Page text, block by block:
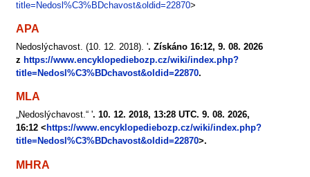
title=Nedosl%C3%BDchavost&oldid=22870>
APA
Nedoslýchavost. (10. 12. 2018). '. Získáno 16:12, 9. 08. 2026
z https://www.encyklopediebozp.cz/wiki/index.php?
title=Nedosl%C3%BDchavost&oldid=22870.
MLA
„Nedoslýchavost.“ '. 10. 12. 2018, 13:28 UTC. 9. 08. 2026,
16:12 < https://www.encyklopediebozp.cz/wiki/index.php?
title=Nedosl%C3%BDchavost&oldid=22870>.
MHRA